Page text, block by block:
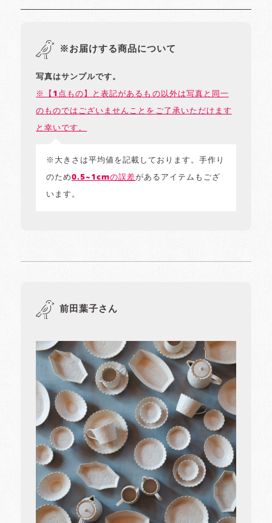
※お届けする商品について
写真はサンプルです。
※【1点もの】と表記があるもの以外は写真と同一
のものではございませんことをご了承いただけます
と幸いです。
※大きさは平均値を記載しております。手作り
のため0.5~1cmの誤差があるアイテムもござ
います。
前田葉子さん